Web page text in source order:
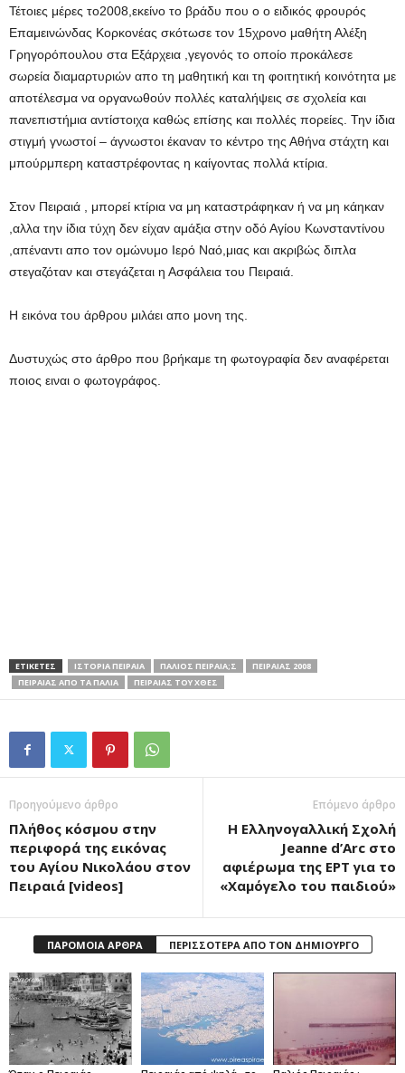
Τέτοιες μέρες το2008,εκείνο το βράδυ που ο ο ειδικός φρουρός
Επαμεινώνδας Κορκονέας σκότωσε τον 15χρονο μαθήτη Αλέξη
Γρηγορόπουλου στα Εξάρχεια ,γεγονός το οποίο προκάλεσε
σωρεία διαμαρτυριών απο τη μαθητική και τη φοιτητική κοινότητα με
αποτέλεσμα να οργανωθούν πολλές καταλήψεις σε σχολεία και
πανεπιστήμια αντίστοιχα καθώς επίσης και πολλές πορείες. Την ίδια
στιγμή γνωστοί – άγνωστοι έκαναν το κέντρο της Αθήνα στάχτη και
μπούρμπερη καταστρέφοντας η καίγοντας πολλά κτίρια.
Στον Πειραιά , μπορεί κτίρια να μη καταστράφηκαν ή να μη κάηκαν
,αλλα την ίδια τύχη δεν είχαν αμάξια στην οδό Αγίου Κωνσταντίνου
,απέναντι απο τον ομώνυμο Ιερό Ναό,μιας και ακριβώς διπλα
στεγαζόταν και στεγάζεται η Ασφάλεια του Πειραιά.
Η εικόνα του άρθρου μιλάει απο μονη της.
Δυστυχώς στο άρθρο που βρήκαμε τη φωτογραφία δεν αναφέρεται
ποιος ειναι ο φωτογράφος.
ΕΤΙΚΕΤΕΣ ΙΣΤΟΡΙΑ ΠΕΙΡΑΙΑ ΠΑΛΙΟΣ ΠΕΙΡΑΙΑ;Σ
ΠΕΙΡΑΙΑΣ 2008
ΠΕΙΡΑΙΑΣ ΑΠΟ ΤΑ ΠΑΛΙΑ
ΠΕΙΡΑΙΑΣ ΤΟΥ ΧΘΕΣ
Προηγούμενο άρθρο
Πλήθος κόσμου στην
περιφορά της εικόνας
του Αγίου Νικολάου στον
Πειραιά [videos]
Επόμενο άρθρο
Η Ελληνογαλλική Σχολή
Jeanne d’Arc στο
αφιέρωμα της ΕΡΤ για το
«Χαμόγελο του παιδιού»
ΠΑΡΟΜΟΙΑ ΑΡΘΡΑ ΠΕΡΙΣΣΟΤΕΡΑ ΑΠΟ ΤΟΝ ΔΗΜΙΟΥΡΓΟ